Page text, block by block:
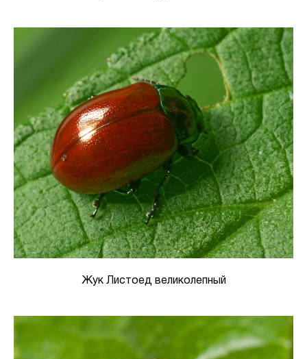
Жук Листоед великолепный